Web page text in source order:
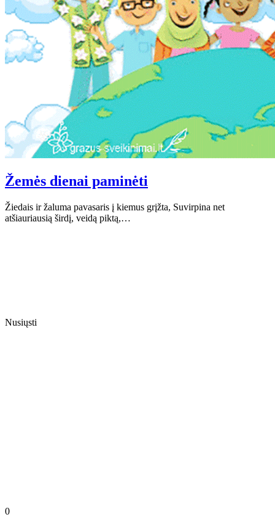
Žemės dienai paminėti
Žiedais ir žaluma pavasaris į kiemus grįžta, Suvirpina net
atšiauriausią širdį, veidą piktą,…
Nusiųsti
0